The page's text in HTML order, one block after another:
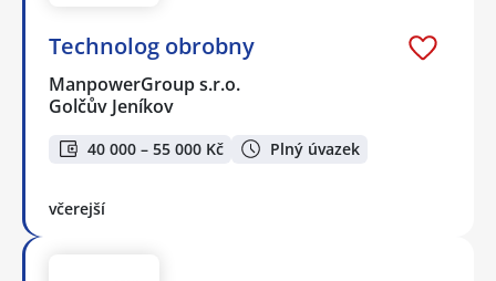
Technolog obrobny
ManpowerGroup s.r.o.
Golčův Jeníkov
40 000 – 55 000 Kč Plný úvazek
včerejší